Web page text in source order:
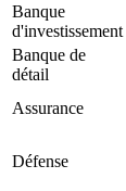
Banque
d'investissement
Banque de
détail
Assurance
Défense